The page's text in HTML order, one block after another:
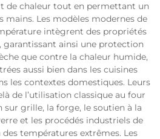
de chaleur tout en permettant un
mains. Les modèles modernes de
intègrent des propriétés
garantissant ainsi une protection
que contre la chaleur humide,
aussi bien dans les cuisines
les contextes domestiques. Leurs
de l’utilisation classique au four
sur grille, la forge, le soutien à la
et les procédés industriels de
températures extrêmes. Les